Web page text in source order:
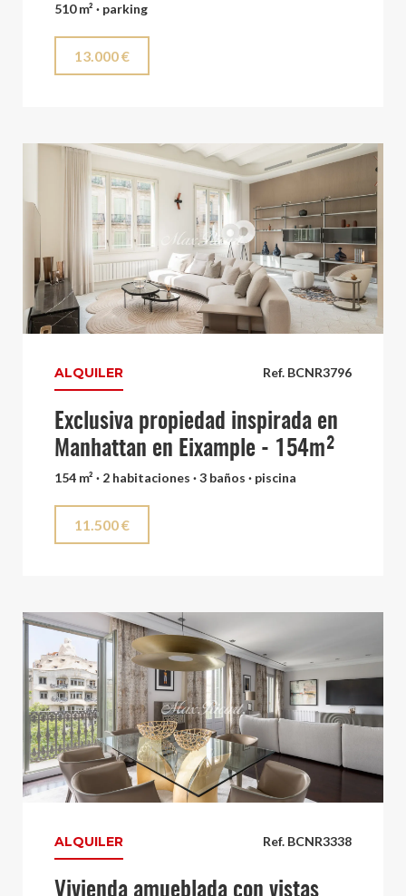
510 m² · parking
13.000 €
Ref. BCNR3796
ALQUILER
Exclusiva propiedad inspirada en
Manhattan en Eixample - 154m²
154 m² · 2 habitaciones · 3 baños · piscina
11.500 €
Ref. BCNR3338
ALQUILER
Vivienda amueblada con vistas